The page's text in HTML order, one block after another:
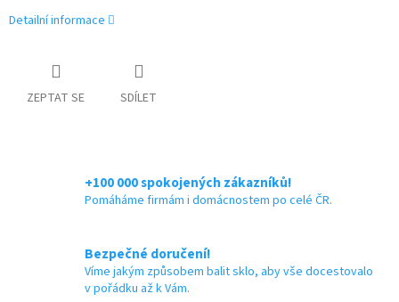
Detailní informace
ZEPTAT SE SDÍLET
+100 000 spokojených zákazníků!
Pomáháme firmám i domácnostem po celé ČR.
Bezpečné doručení!
Víme jakým způsobem balit sklo, aby vše docestovalo
v pořádku až k Vám.